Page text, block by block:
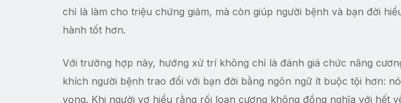
chỉ là làm cho triệu chứng giảm, mà còn giúp người bệnh và bạn đời
hành tốt hơn.
Với trường hợp này, hướng xử trí không chỉ là đánh giá chức năng
khích người bệnh trao đổi với bạn đời bằng ngôn ngữ ít buộc tội hơn:
vọng. Khi người vợ hiểu rằng rối loạn cương không đồng nghĩa với hết